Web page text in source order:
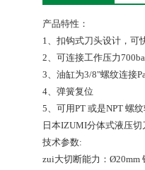
产品特性：
1、扣钩式刀头设计，可
2、可连接工作压力
3、油缸为3/8"螺纹连接
4、弹簧复位
5、可用PT 或是NPT 螺
日本IZUMI分体式液压切
技术参数:
zui大切断能力：Ø20mm